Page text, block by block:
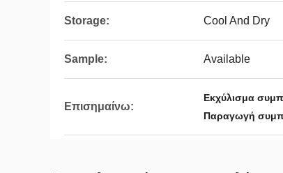
Storage: Cool And Dry
Sample: Available
Επισημαίνω:
Εκχύλισμα
Παραγωγή